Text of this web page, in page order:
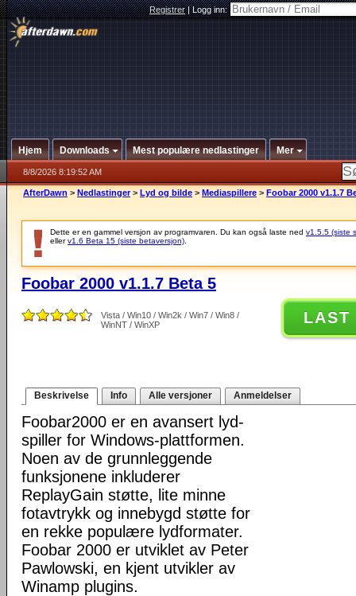
Registrer|Logg inn:
Hjem Downloads Mest populære nedlastinger Mer
8/8/2026 8:19:52 AM
AfterDawn > Nedlastinger > Lyd og bilde > Mediaspillere > Foobar 2000 v1.1.7
Dette er en gammel versjon av programvaren. Du kan også laste ned v1.5.5 (siste
ellerv1.6 Beta 15 (siste betaversjon)
Foobar 2000 v1.1.7 Beta 5
Vista / Win10 / Win2k / Win7 / Win8 /
WinNT / WinXP
LAST
Beskrivelse Info Alle versjoner Anmeldelser
Foobar2000 er en avansert lyd-
spiller for Windows-plattformen.
Noen av de grunnleggende
funksjonene inkluderer
ReplayGain støtte, lite minne
fotavtrykk og innebygd støtte for
en rekke populære lydformater.
Foobar 2000 er utviklet av Peter
Pawlowski, en kjent utvikler av
Winamp plugins.